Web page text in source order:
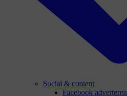
Social & content
Facebook adverteren